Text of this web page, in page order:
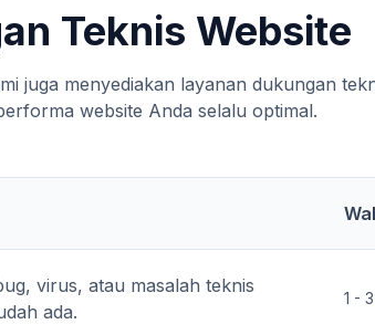
Teknis Website
juga menyediakan layanan dukungan
website Anda selalu optimal.
virus, atau masalah teknis
ada.
1 -